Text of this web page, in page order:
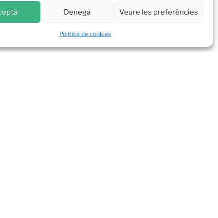
Denega Veure les preferències
Política de cookies